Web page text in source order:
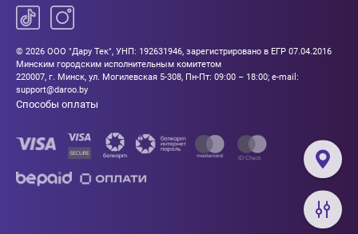
© 2026 ООО "Дару Тек", УНП: 192631946, зарегистрировано в ЕГР 07.04.2016
Минским городским исполнительным комитетом
220007, г. Минск, ул. Могилевская 5-308, Пн-Пт: 09:00 – 18:00; e-mail:
support@daroo.by
Способы оплаты